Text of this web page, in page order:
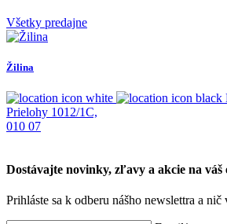
Všetky predajne
Žilina
Prielohy 1012/1C,
010 07
Dostávajte novinky, zľavy a akcie na váš
Prihláste sa k odberu nášho newslettra a nič